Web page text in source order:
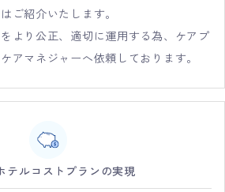
ご紹介いたします。
より公正、適切に運用する為、ケアプ
アマネジャーへ依頼しております。
テルコストプランの実現